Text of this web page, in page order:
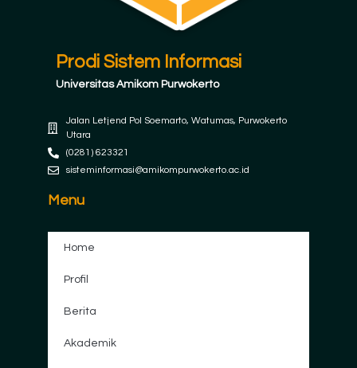
Prodi Sistem Informasi
Universitas Amikom Purwokerto
Jalan Letjend Pol Soemarto, Watumas, Purwokerto
Utara
(0281) 623321
sisteminformasi@amikompurwokerto.ac.id
Menu
Home
Profil
Berita
Akademik